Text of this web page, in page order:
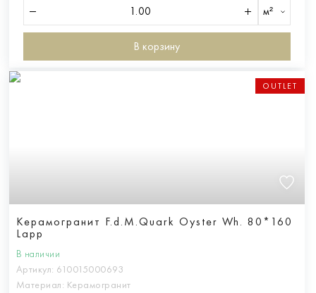
м²
В корзину
OUTLET
Керамогранит F.d.M.Quark Oyster Wh. 80*160
Lapp
В наличии
Артикул: 610015000693
Материал: Керамогранит